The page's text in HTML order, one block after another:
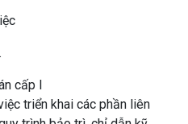
cấp I
triển khai các phần liên